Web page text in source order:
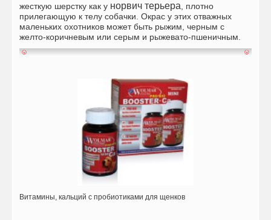
жесткую шерстку как у норвич терьера , плотно
прилегающую к телу собачки. Окрас у этих отважных
маленьких охотников может быть рыжим, черным с
желто-коричневым или серым и рыжевато-пшеничным.
Витамины, кальций с пробиотиками для щенков